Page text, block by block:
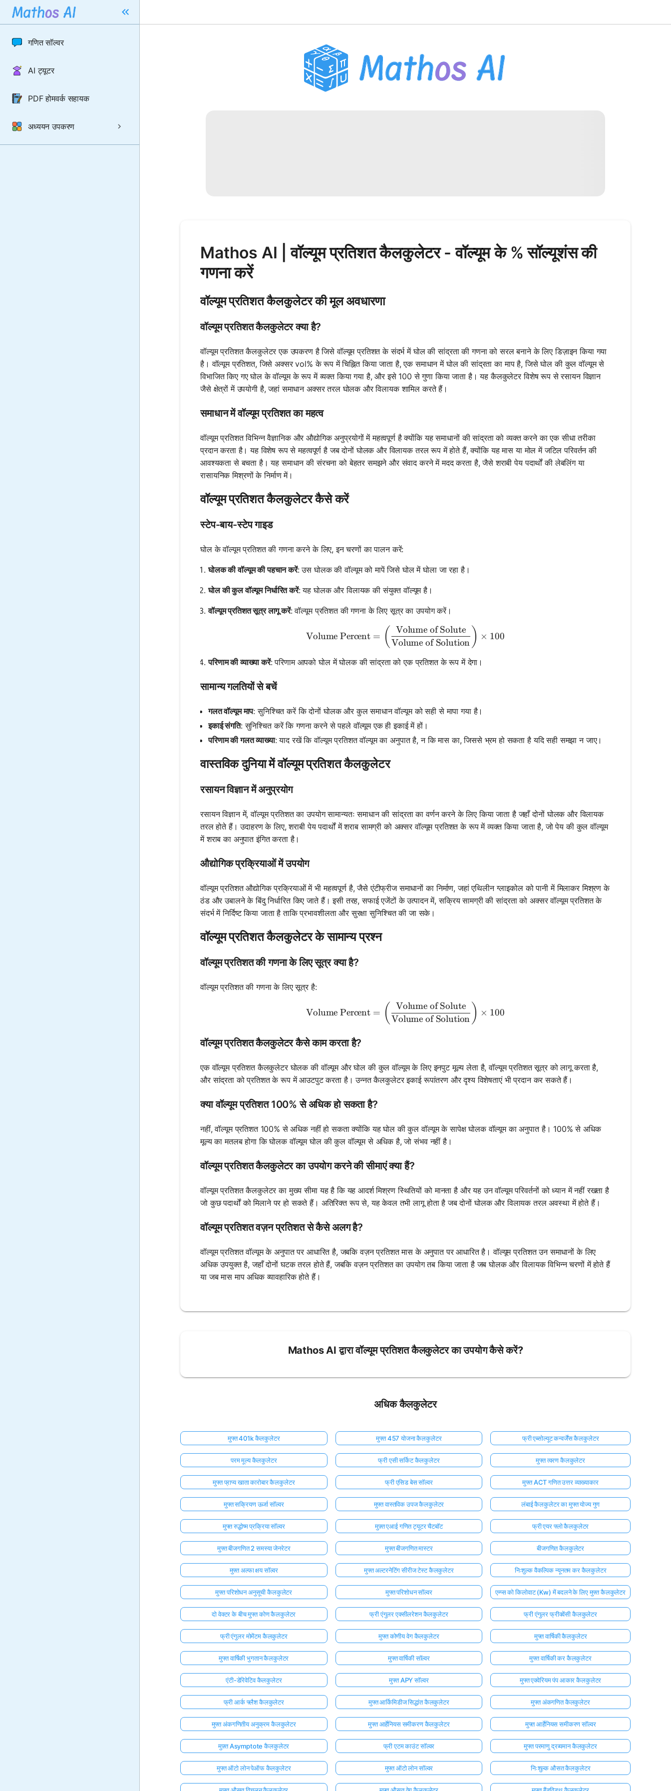
गणित सॉल्वर
AI ट्यूटर
PDF होमवर्क सहायक
अध्ययन उपकरण
Mathos AI | वॉल्यूम प्रतिशत कैलकुलेटर - वॉल्यूम के % सॉल्यूशंस की
गणना करें
वॉल्यूम प्रतिशत कैलकुलेटर की मूल अवधारणा
वॉल्यूम प्रतिशत कैलकुलेटर क्या है?
वॉल्यूम प्रतिशत कैलकुलेटर एक उपकरण है जिसे वॉल्यूम प्रतिशत के संदर्भ में घोल की सांद्रता की गणना को सरल बनाने के लिए डिज़ाइन किया गया
है। वॉल्यूम प्रतिशत, जिसे अक्सर vol% के रूप में चिह्नित किया जाता है, एक समाधान में घोल की सांद्रता का माप है, जिसे घोल की कुल वॉल्यूम से
विभाजित किए गए घोल के वॉल्यूम के रूप में व्यक्त किया गया है, और इसे 100 से गुणा किया जाता है। यह कैलकुलेटर विशेष रूप से रसायन विज्ञान
जैसे क्षेत्रों में उपयोगी है, जहां समाधान अक्सर तरल घोलक और विलायक शामिल करते हैं।
समाधान में वॉल्यूम प्रतिशत का महत्व
वॉल्यूम प्रतिशत विभिन्न वैज्ञानिक और औद्योगिक अनुप्रयोगों में महत्वपूर्ण है क्योंकि यह समाधानों की सांद्रता को व्यक्त करने का एक सीधा तरीका
प्रदान करता है। यह विशेष रूप से महत्वपूर्ण है जब दोनों घोलक और विलायक तरल रूप में होते हैं, क्योंकि यह मास या मोल में जटिल परिवर्तन की
आवश्यकता से बचता है। यह समाधान की संरचना को बेहतर समझने और संवाद करने में मदद करता है, जैसे शराबी पेय पदार्थों की लेबलिंग या
रासायनिक मिश्रणों के निर्माण में।
वॉल्यूम प्रतिशत कैलकुलेटर कैसे करें
स्टेप-बाय-स्टेप गाइड
घोल के वॉल्यूम प्रतिशत की गणना करने के लिए, इन चरणों का पालन करें:
घोलक की वॉल्यूम की पहचान करें: उस घोलक की वॉल्यूम को मापें जिसे घोल में घोला जा रहा है।
घोल की कुल वॉल्यूम निर्धारित करें: यह घोलक और विलायक की संयुक्त वॉल्यूम है।
वॉल्यूम प्रतिशत सूत्र लागू करें: वॉल्यूम प्रतिशत की गणना के लिए सूत्र का उपयोग करें।
\text{Volume Percent} = \left( \frac{\text{Volume of
Volume Percent = ( Volume of Solution
Volume of Solute ) × 100
परिणाम की व्याख्या करें: परिणाम आपको घोल में घोलक की सांद्रता को एक प्रतिशत के रूप में देगा।
सामान्य गलतियों से बचें
गलत वॉल्यूम माप: सुनिश्चित करें कि दोनों घोलक और कुल समाधान वॉल्यूम को सही से मापा गया है।
इकाई संगति: सुनिश्चित करें कि गणना करने से पहले वॉल्यूम एक ही इकाई में हों।
परिणाम की गलत व्याख्या: याद रखें कि वॉल्यूम प्रतिशत वॉल्यूम का अनुपात है, न कि मास का, जिससे भ्रम हो सकता है यदि सही समझा न जाए।
वास्तविक दुनिया में वॉल्यूम प्रतिशत कैलकुलेटर
रसायन विज्ञान में अनुप्रयोग
रसायन विज्ञान में, वॉल्यूम प्रतिशत का उपयोग सामान्यतः समाधान की सांद्रता का वर्णन करने के लिए किया जाता है जहाँ दोनों घोलक और विलायक
तरल होते हैं। उदाहरण के लिए, शराबी पेय पदार्थों में शराब सामग्री को अक्सर वॉल्यूम प्रतिशत के रूप में व्यक्त किया जाता है, जो पेय की कुल वॉल्यूम
में शराब का अनुपात इंगित करता है।
औद्योगिक प्रक्रियाओं में उपयोग
वॉल्यूम प्रतिशत औद्योगिक प्रक्रियाओं में भी महत्वपूर्ण है, जैसे एंटीफ्रीज समाधानों का निर्माण, जहां एथिलीन ग्लाइकोल को पानी में मिलाकर मिश्रण के
ठंड और उबालने के बिंदु निर्धारित किए जाते हैं। इसी तरह, सफाई एजेंटों के उत्पादन में, सक्रिय सामग्री की सांद्रता को अक्सर वॉल्यूम प्रतिशत के
संदर्भ में निर्दिष्ट किया जाता है ताकि प्रभावशीलता और सुरक्षा सुनिश्चित की जा सके।
वॉल्यूम प्रतिशत कैलकुलेटर के सामान्य प्रश्न
वॉल्यूम प्रतिशत की गणना के लिए सूत्र क्या है?
वॉल्यूम प्रतिशत की गणना के लिए सूत्र है:
\text{Volume Percent} = \left( \frac{\text{Volume of
Volume Percent = ( Volume of Solution
Volume of Solute ) × 100
वॉल्यूम प्रतिशत कैलकुलेटर कैसे काम करता है?
एक वॉल्यूम प्रतिशत कैलकुलेटर घोलक की वॉल्यूम और घोल की कुल वॉल्यूम के लिए इनपुट मूल्य लेता है, वॉल्यूम प्रतिशत सूत्र को लागू करता है,
और सांद्रता को प्रतिशत के रूप में आउटपुट करता है। उन्नत कैलकुलेटर इकाई रूपांतरण और दृश्य विशेषताएं भी प्रदान कर सकते हैं।
क्या वॉल्यूम प्रतिशत 100% से अधिक हो सकता है?
नहीं, वॉल्यूम प्रतिशत 100% से अधिक नहीं हो सकता क्योंकि यह घोल की कुल वॉल्यूम के सापेक्ष घोलक वॉल्यूम का अनुपात है। 100% से अधिक
मूल्य का मतलब होगा कि घोलक वॉल्यूम घोल की कुल वॉल्यूम से अधिक है, जो संभव नहीं है।
वॉल्यूम प्रतिशत कैलकुलेटर का उपयोग करने की सीमाएं क्या हैं?
वॉल्यूम प्रतिशत कैलकुलेटर का मुख्य सीमा यह है कि यह आदर्श मिश्रण स्थितियों को मानता है और यह उन वॉल्यूम परिवर्तनों को ध्यान में नहीं रखता है
जो कुछ पदार्थों को मिलाने पर हो सकते हैं। अतिरिक्त रूप से, यह केवल तभी लागू होता है जब दोनों घोलक और विलायक तरल अवस्था में होते हैं।
वॉल्यूम प्रतिशत वज़न प्रतिशत से कैसे अलग है?
वॉल्यूम प्रतिशत वॉल्यूम के अनुपात पर आधारित है, जबकि वज़न प्रतिशत मास के अनुपात पर आधारित है। वॉल्यूम प्रतिशत उन समाधानों के लिए
अधिक उपयुक्त है, जहाँ दोनों घटक तरल होते हैं, जबकि वज़न प्रतिशत का उपयोग तब किया जाता है जब घोलक और विलायक विभिन्न चरणों में होते हैं
या जब मास माप अधिक व्यावहारिक होते हैं।
Mathos AI द्वारा वॉल्यूम प्रतिशत कैलकुलेटर का उपयोग कैसे करें?
अधिक कैलकुलेटर
मुफ्त 401k कैलकुलेटर मुफ्त 457 योजना कैलकुलेटर फ्री एब्सोल्यूट कन्वर्जेंस कैलकुलेटर
परम मूल्य कैलकुलेटर फ्री एसी सर्किट कैलकुलेटर मुफ्त त्वरण कैलकुलेटर
मुफ्त प्राप्य खाता कारोबार कैलकुलेटर फ्री एसिड बेस सॉल्वर मुफ्त ACT गणित उत्तर व्याख्याकार
मुफ्त सक्रियण ऊर्जा सॉल्वर मुफ्त वास्तविक उपज कैलकुलेटर लंबाई कैलकुलेटर का मुफ्त योज्य गुण
मुफ्त रुद्धोष्म प्रक्रिया सॉल्वर मुफ़्त एआई गणित ट्यूटर चैटबॉट फ्री एयर फ्लो कैलकुलेटर
मुफ्त बीजगणित 2 समस्या जेनरेटर मुफ्त बीजगणित मास्टर बीजगणित कैलकुलेटर
मुफ्त अल्फा क्षय सॉल्वर मुफ्त अल्टरनेटिंग सीरीज टेस्ट कैलकुलेटर निःशुल्क वैकल्पिक न्यूनतम कर कैलकुलेटर
मुफ्त परिशोधन अनुसूची कैलकुलेटर मुफ्त परिशोधन सॉल्वर एम्प्स को किलोवाट (Kw) में बदलने के लिए मुफ्त कैलकुलेटर
दो वेक्टर के बीच मुफ्त कोण कैलकुलेटर फ्री एंगुलर एक्सीलरेशन कैलकुलेटर फ्री एंगुलर फ्रीक्वेंसी कैलकुलेटर
फ्री एंगुलर मोमेंटम कैलकुलेटर मुफ्त कोणीय वेग कैलकुलेटर मुफ्त वार्षिकी कैलकुलेटर
मुफ्त वार्षिकी भुगतान कैलकुलेटर मुफ्त वार्षिकी सॉल्वर मुफ्त वार्षिकी कर कैलकुलेटर
एंटी-डेरिवेटिव कैलकुलेटर मुफ्त APY सॉल्वर मुफ्त एक्वेरियम पंप आकार कैलकुलेटर
फ्री आर्क फ्लैश कैलकुलेटर मुफ्त आर्किमिडीज सिद्धांत कैलकुलेटर मुफ्त अंकगणित कैलकुलेटर
मुफ्त अंकगणितीय अनुक्रम कैलकुलेटर मुफ्त आर्हेनियस समीकरण कैलकुलेटर मुफ्त आर्हेनियस समीकरण सॉल्वर
मुफ़्त Asymptote कैलकुलेटर फ्री एटम काउंट सॉल्वर मुफ्त परमाणु द्रव्यमान कैलकुलेटर
मुफ्त ऑटो लोन पेऑफ कैलकुलेटर मुफ्त ऑटो लोन सॉल्वर निःशुल्क औसत कैलकुलेटर